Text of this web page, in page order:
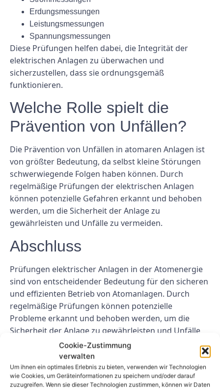
Cookie-Zustimmung
verwalten
Um ihnen ein optimales Erlebnis zu bieten, verwenden wir Technologien
wie Cookies, um Geräteinformationen zu speichern und/oder darauf
zuzugreifen. Wenn sie dieser Technologien zustimmen, können wir Daten
Erdungsmessungen
Leistungsmessungen
Spannungsmessungen
Diese Prüfungen helfen dabei, die Integrität der
elektrischen Anlagen zu überwachen und
sicherzustellen, dass sie ordnungsgemäß
funktionieren.
Welche Rolle spielt die
Prävention von Unfällen?
Die Prävention von Unfällen in atomaren Anlagen ist
von größter Bedeutung, da selbst kleine Störungen
schwerwiegende Folgen haben können. Durch
regelmäßige Prüfungen der elektrischen Anlagen
können potenzielle Gefahren erkannt und behoben
werden, um die Sicherheit der Anlage zu
gewährleisten und Unfälle zu vermeiden.
Abschluss
Prüfungen elektrischer Anlagen in der Atomenergie
sind von entscheidender Bedeutung für den sicheren
und effizienten Betrieb von Atomanlagen. Durch
regelmäßige Prüfungen können potenzielle
Probleme erkannt und behoben werden, um die
Sicherheit der Anlage zu gewährleisten und Unfälle
zu vermeiden. Es ist wichtig, dass diese Prüfungen
von qualifiziertem Personal durchgeführt werden,
um die Integrität der Anlagen zu gewährleisten.